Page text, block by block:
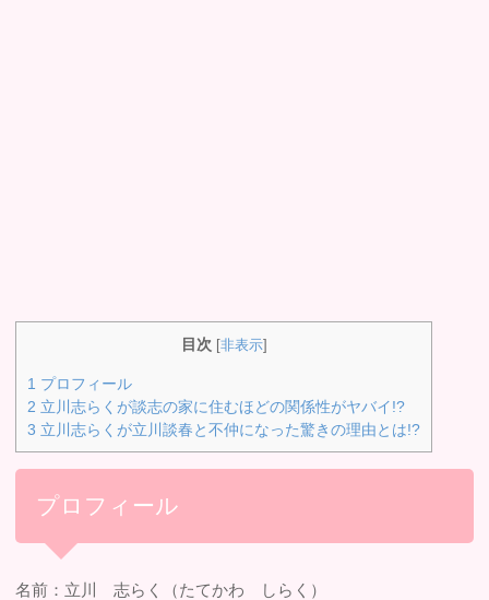
目次 [非表示]
1 プロフィール
2 立川志らくが談志の家に住むほどの関係性がヤバイ!?
3 立川志らくが立川談春と不仲になった驚きの理由とは!?
プロフィール
名前：立川 志らく（たてかわ しらく）